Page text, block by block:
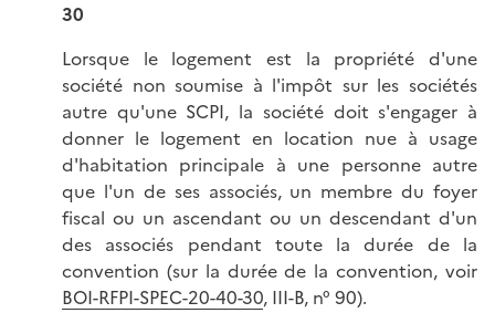
30
Lorsque le logement est la propriété d'une
société non soumise à l'impôt sur les sociétés
autre qu'une SCPI, la société doit s'engager à
donner le logement en location nue à usage
d'habitation principale à une personne autre
que l'un de ses associés, un membre du foyer
fiscal ou un ascendant ou un descendant d'un
des associés pendant toute la durée de la
convention (sur la durée de la convention, voir
BOI-RFPI-SPEC-20-40-30, III-B, n° 90).